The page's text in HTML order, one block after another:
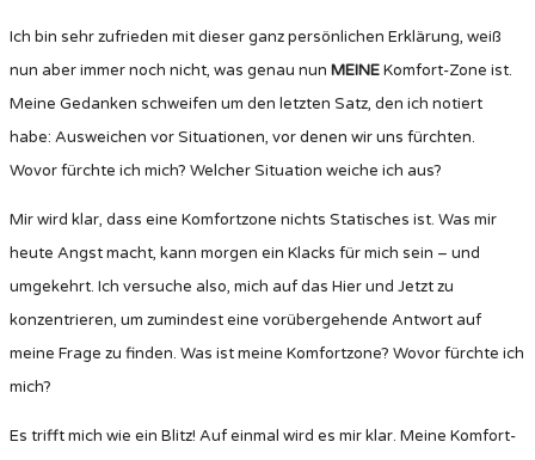
Ich bin sehr zufrieden mit dieser ganz persönlichen Erklärung, weiß
nun aber immer noch nicht, was genau nun MEINEKomfort-Zone ist.
Meine Gedanken schweifen um den letzten Satz, den ich notiert
habe: Ausweichen vor Situationen, vor denen wir uns fürchten.
Wovor fürchte ich mich? Welcher Situation weiche ich aus?
Mir wird klar, dass eine Komfortzone nichts Statisches ist. Was mir
heute Angst macht, kann morgen ein Klacks für mich sein – und
umgekehrt. Ich versuche also, mich auf das Hier und Jetzt zu
konzentrieren, um zumindest eine vorübergehende Antwort auf
meine Frage zu finden. Was ist meine Komfortzone? Wovor fürchte ich
mich?
Es trifft mich wie ein Blitz! Auf einmal wird es mir klar. Meine Komfort-